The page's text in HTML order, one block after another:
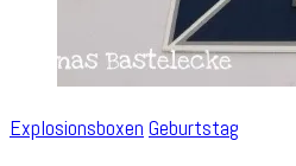
Explosionsboxen Geburtstag